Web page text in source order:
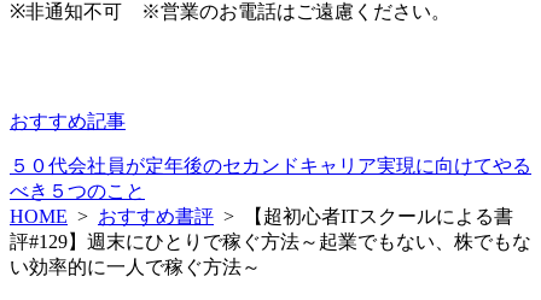
※非通知不可 ※営業のお電話はご遠慮ください。
おすすめ記事
５０代会社員が定年後のセカンドキャリア実現に向けてやる
べき５つのこと
HOME > おすすめ書評 >
【超初心者ITスクールによる書
評#129】週末にひとりで稼ぐ方法～起業でもない、株でもな
い効率的に一人で稼ぐ方法～